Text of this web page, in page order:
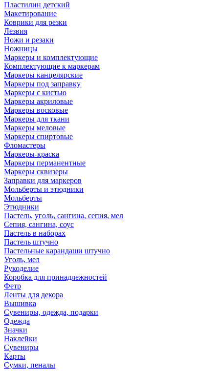
Пластилин детский
Макетирование
Коврики для резки
Лезвия
Ножи и резаки
Ножницы
Маркеры и комплектующие
Комплектующие к маркерам
Маркеры канцелярские
Маркеры под заправку
Маркеры с кистью
Маркеры акриловые
Маркеры восковые
Маркеры для ткани
Маркеры меловые
Маркеры спиртовые
Фломастеры
Маркеры-краска
Маркеры перманентные
Маркеры сквизеры
Заправки для маркеров
Мольберты и этюдники
Мольберты
Этюдники
Пастель, уголь, сангина, сепия, мел
Сепия, сангина, соус
Пастель в наборах
Пастель штучно
Пастельные карандаши штучно
Уголь, мел
Рукоделие
Коробка для принадлежностей
Фетр
Ленты для декора
Вышивка
Сувениры, одежда, подарки
Одежда
Значки
Наклейки
Сувениры
Карты
Сумки, пеналы